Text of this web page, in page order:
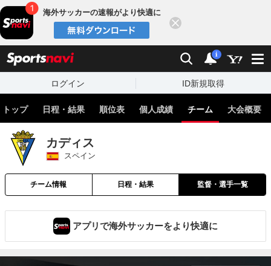
海外サッカーの速報がより快適に
検索 通知
i
ログイン ID新規取得
トップ 日程・結果 順位表 個人成績 チーム 大会概要
カディス
スペイン
チーム情報 日程・結果 監督・選手一覧
アプリで海外サッカーをより快適に